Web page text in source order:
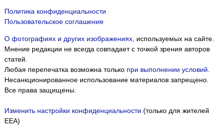
Политика конфиденциальности
Пользовательское соглашение
О фотографиях и других изображениях, используемых на сайте.
Мнение редакции не всегда совпадает с точкой зрения авторов
статей.
Любая перепечатка возможна только при выполнении условий
Несанкционированное использование материалов запрещено.
Все права защищены.
Изменить настройки конфиденциальности (только для жителей
EEA)